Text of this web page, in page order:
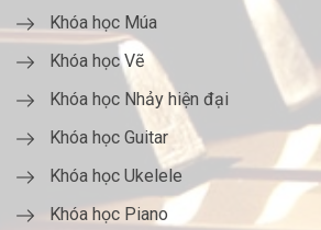
Khóa học Múa
Khóa học Vẽ
Khóa học Nhảy hiện đại
Khóa học Guitar
Khóa học Ukelele
Khóa học Piano